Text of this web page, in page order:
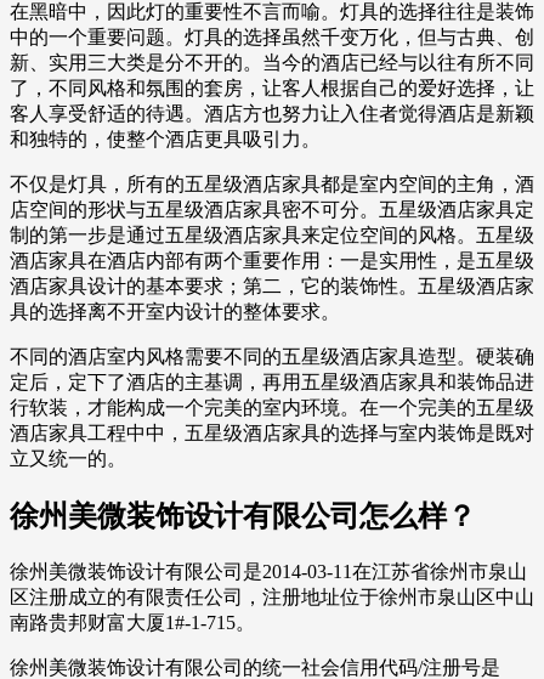
在黑暗中，因此灯的重要性不言而喻。灯具的选择往往是装饰
中的一个重要问题。灯具的选择虽然千变万化，但与古典、创
新、实用三大类是分不开的。当今的酒店已经与以往有所不同
了，不同风格和氛围的套房，让客人根据自己的爱好选择，让
客人享受舒适的待遇。酒店方也努力让入住者觉得酒店是新颖
和独特的，使整个酒店更具吸引力。
不仅是灯具，所有的五星级酒店家具都是室内空间的主角，酒
店空间的形状与五星级酒店家具密不可分。五星级酒店家具定
制的第一步是通过五星级酒店家具来定位空间的风格。五星级
酒店家具在酒店内部有两个重要作用：一是实用性，是五星级
酒店家具设计的基本要求；第二，它的装饰性。五星级酒店家
具的选择离不开室内设计的整体要求。
不同的酒店室内风格需要不同的五星级酒店家具造型。硬装确
定后，定下了酒店的主基调，再用五星级酒店家具和装饰品进
行软装，才能构成一个完美的室内环境。在一个完美的五星级
酒店家具工程中中，五星级酒店家具的选择与室内装饰是既对
立又统一的。
徐州美微装饰设计有限公司怎么样？
徐州美微装饰设计有限公司是2014-03-11在江苏省徐州市泉山
区注册成立的有限责任公司，注册地址位于徐州市泉山区中山
南路贵邦财富大厦1#-1-715。
徐州美微装饰设计有限公司的统一社会信用代码/注册号是